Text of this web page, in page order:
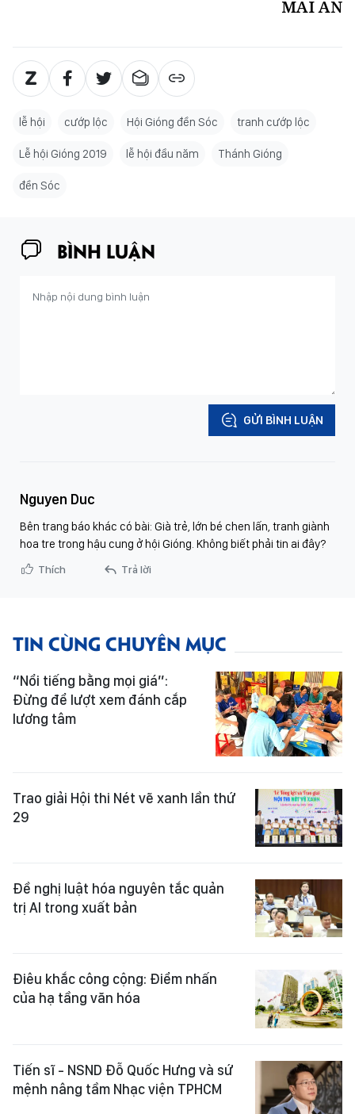
MAI AN
lễ hội cướp lộc Hội Gióng đền Sóc tranh cướp lộc
Lễ hội Gióng 2019 lễ hội đầu năm Thánh Gióng
đền Sóc
BÌNH LUẬN
GỬI BÌNH LUẬN
Nguyen Duc
Bên trang báo khác có bài: Già trẻ, lớn bé chen lấn, tranh giành
hoa tre trong hậu cung ở hội Gióng. Không biết phải tin ai đây?
Thích Trả lời
TIN CÙNG CHUYÊN MỤC
“Nổi tiếng bằng mọi giá”:
Đừng để lượt xem đánh cắp
lương tâm
Trao giải Hội thi Nét vẽ xanh lần thứ
29
Đề nghị luật hóa nguyên tắc quản
trị AI trong xuất bản
Điêu khắc công cộng: Điểm nhấn
của hạ tầng văn hóa
Tiến sĩ - NSND Đỗ Quốc Hưng và sứ
mệnh nâng tầm Nhạc viện TPHCM